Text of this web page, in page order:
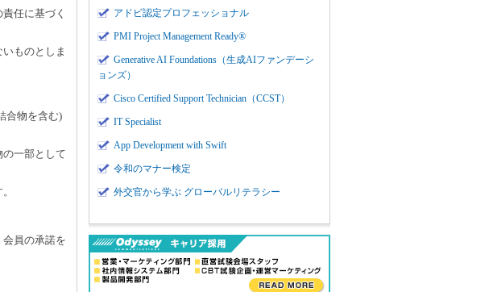
任に基づく
ものとしま
合物を含む)
一部として
員の承諾を
アドビ認定プロフェッショナル
PMI Project Management Ready®
Generative AI Foundations（生成AIファンデーシ
ョンズ）
Cisco Certified Support Technician（CCST）
IT Specialist
App Development with Swift
令和のマナー検定
外交官から学ぶ グローバルリテラシー